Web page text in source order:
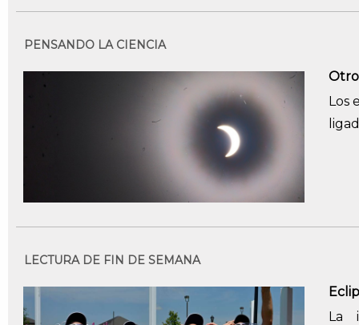
PENSANDO LA CIENCIA
Los
LECTURA DE FIN DE SEMANA
La